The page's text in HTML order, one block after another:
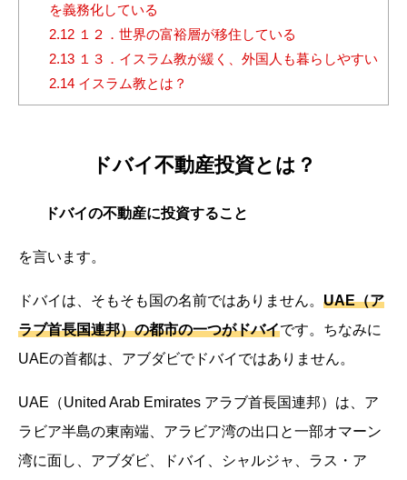
を義務化している
2.12１２．世界の富裕層が移住している
2.13１３．イスラム教が緩く、外国人も暮らしやすい
2.14イスラム教とは？
ドバイ不動産投資とは？
ドバイの不動産に投資すること
を言います。
ドバイは、そもそも国の名前ではありません。 UAE（ア
ラブ首長国連邦）の都市の一つがドバイです。ちなみに
UAEの首都は、アブダビでドバイではありません。
UAE（United Arab Emirates アラブ首長国連邦）は、ア
ラビア半島の東南端、アラビア湾の出口と一部オマーン
湾に面し、アブダビ、ドバイ、シャルジャ、ラス・ア